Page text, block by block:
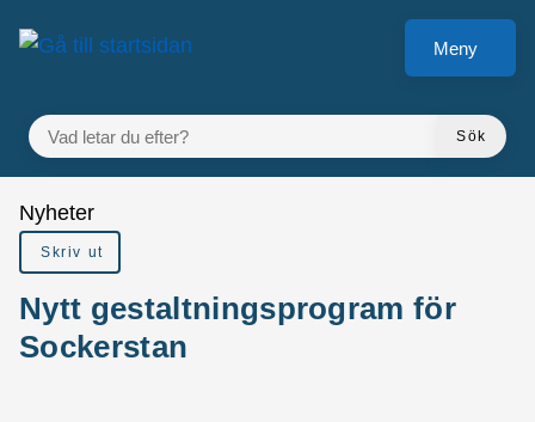
Gå till innehåll
Meny
VAD LETAR DU EFTER?
Sök
Du är här:
Nyheter
Skriv ut
Nytt gestaltningsprogram för
Sockerstan